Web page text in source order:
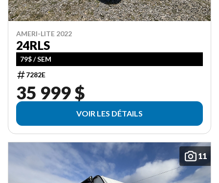
AMERI-LITE 2022
24RLS
79$ / SEM
7282E
35 999 $
VOIR LES DÉTAILS
11